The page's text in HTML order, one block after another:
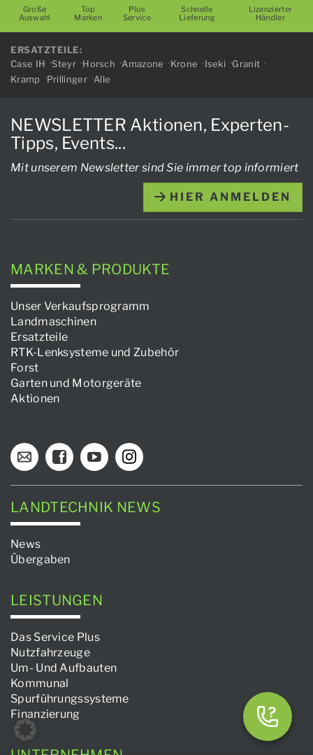
Große
Auswahl
Top
Marken
Plus
Service
Schnelle
Lieferung
Lizenzierter
Händler
ERSATZTEILE:
Case IH
Steyr Horsch Amazone Krone Iseki
Granit
Kramp
Prillinger Alle
NEWSLETTER Aktionen, Experten-
Tipps, Events...
Mit unserem Newsletter sind Sie immer top informiert
HIER ANMELDEN
MARKEN & PRODUKTE
Unser Verkaufsprogramm
Landmaschinen
Ersatzteile
RTK-Lenksysteme und Zubehör
Forst
Garten und Motorgeräte
Aktionen
LANDTECHNIK NEWS
News
Übergaben
LEISTUNGEN
Das Service Plus
Nutzfahrzeuge
Um- Und Aufbauten
Kommunal
Spurführungssysteme
Finanzierung